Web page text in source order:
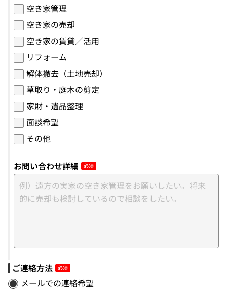
空き家管理
空き家の売却
空き家の賃貸／活用
リフォーム
解体撤去（土地売却）
草取り・庭木の剪定
家財・遺品整理
面談希望
その他
お問い合わせ詳細
ご連絡方法
メールでの連絡希望